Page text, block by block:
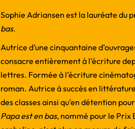
Sophie Adriansen est la lauréate du
bas.
Autrice d’une cinquantaine
consacre entièrement à l’écriture
lettres. Formée à l’écriture
roman. Autrice à succès en
des classes ainsi qu’en détention
Papa est en bas, nommé pour le Prix